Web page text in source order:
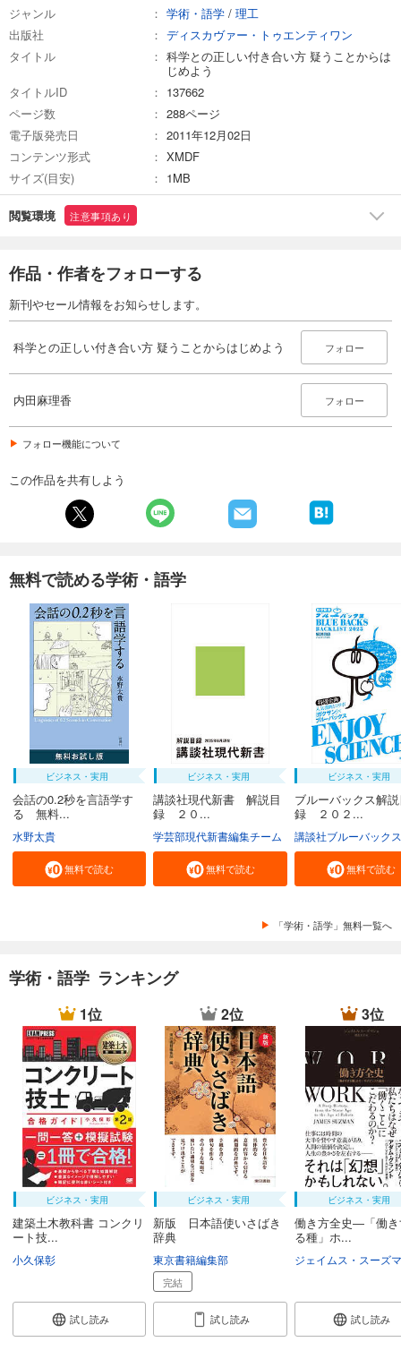
ジャンル 学術・語学 / 理工
出版社
ディスカヴァー・トゥエンティワン
タイトル
科学との正しい付き合い方 疑うことからは
じめよう
タイトルID
137662
ページ数
288ページ
電子版発売日
2011年12月02日
コンテンツ形式
XMDF
サイズ(目安)
1MB
閲覧環境 注意事項あり
作品・作者をフォローする
新刊やセール情報をお知らせします。
科学との正しい付き合い方 疑うことからはじめよう フォロー
内田麻理香 フォロー
フォロー機能について
この作品を共有しよう
無料で読める学術・語学
ビジネス・実用
会話の0.2秒を言語学す
る 無料...
水野太貴
無料で読む
ビジネス・実用
講談社現代新書 解説目
録 ２０...
学芸部現代新書編集チーム
無料で読む
ビジネス・実用
ブルーバックス解
録 ２０２...
講談社ブルーバックス
無料で読む
「学術・語学」無料一覧へ
学術・語学 ランキング
1位
ビジネス・実用
建築土木教科書 コンクリ
ート技...
小久保彰
試し読み
2位
ビジネス・実用
新版 日本語使いさばき
辞典
東京書籍編集部
完結
試し読み
3位
ビジネス・実用
働き方全史―「働
る種」ホ...
試し読み